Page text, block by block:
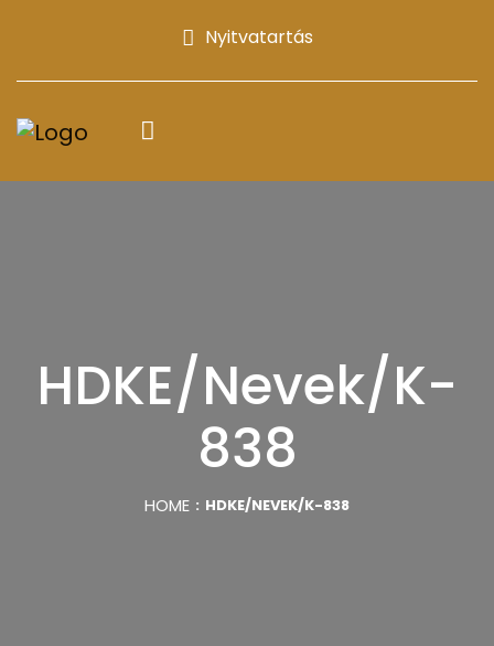
Nyitvatartás
HDKE/Nevek/K-
838
HOME HDKE/NEVEK/K-838